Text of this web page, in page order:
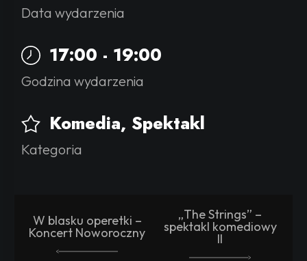
Data wydarzenia
17:00 - 19:00
Godzina wydarzenia
Komedia, Spektakl
Kategoria
W blasku operetki –
Koncert Noworoczny
„The Strings” –
spektakl komediowy
II